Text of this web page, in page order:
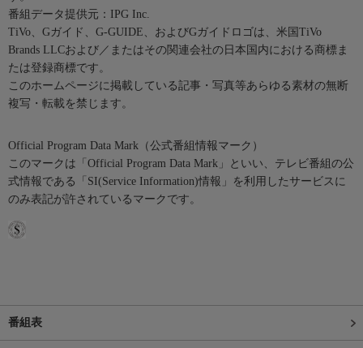
番組データ提供元：IPG Inc.
TiVo、Gガイド、G-GUIDE、およびGガイドロゴは、米国TiVo
Brands LLCおよび／またはその関連会社の日本国内における商標ま
たは登録商標です。
このホームページに掲載している記事・写真等あらゆる素材の無断
複写・転載を禁じます。
Official Program Data Mark（公式番組情報マーク）
このマークは「Official Program Data Mark」といい、テレビ番組の公
式情報である「SI(Service Information)情報」を利用したサービスに
のみ表記が許されているマークです。
番組表